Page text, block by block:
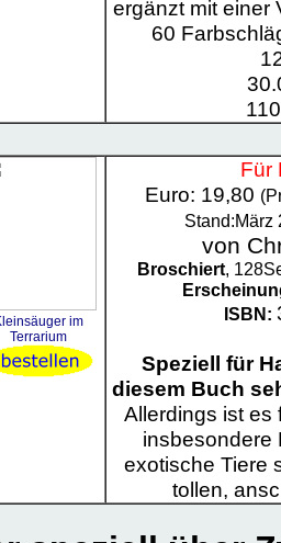
ergänzt mit einer
60
im
Terrarium
Für
Euro: 19,80
Stand:März
von
Broschiert,
ISBN:
Speziell für
diesem Buch
Allerdings ist es
insbesondere
exotische Tiere
tollen,